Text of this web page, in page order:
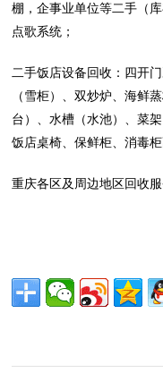
棚，企事业单位等二手（
点歌系统；
二手饭店设备回收：四开
（雪柜）、双炒炉、海鲜
台）、水槽（水池）、菜
饭店桌椅、保鲜柜、消毒
重庆各区及周边地区回收服